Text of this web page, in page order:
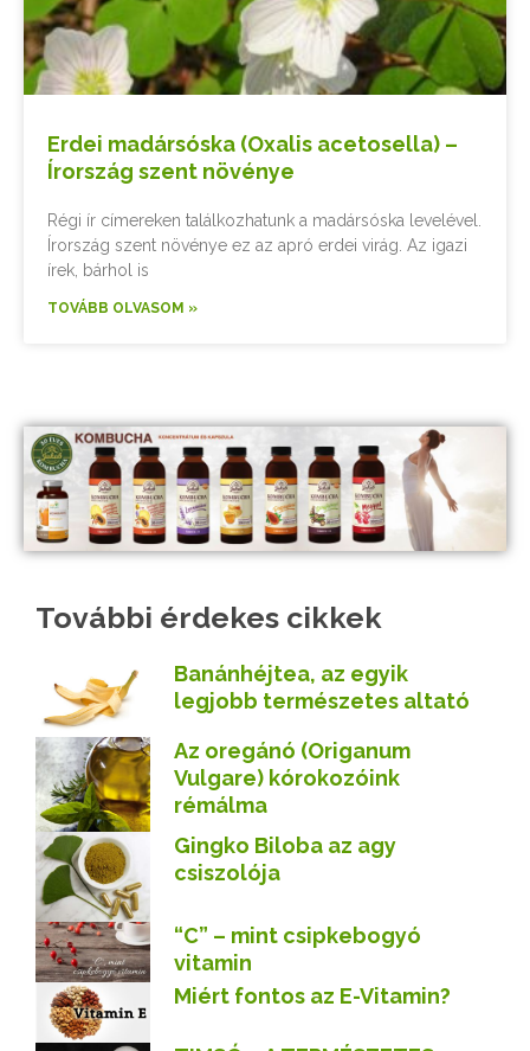
Erdei madársóska (Oxalis acetosella) –
Írország szent növénye
Régi ír címereken találkozhatunk a madársóska levelével.
Írország szent növénye ez az apró erdei virág. Az igazi
írek, bárhol is
TOVÁBB OLVASOM »
További érdekes cikkek
Banánhéjtea, az egyik
legjobb természetes altató
Az oregánó (Origanum
Vulgare) kórokozóink
rémálma
Gingko Biloba az agy
csiszolója
“C” – mint csipkebogyó
vitamin
Miért fontos az E-Vitamin?